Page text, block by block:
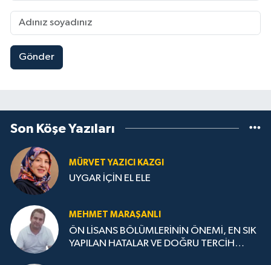
Gönder
Son Köşe Yazıları
MÜRVET YAZICI KAZGI
UYGAR İÇİN EL ELE
MEHMET MARAŞANLI
ÖN LİSANS BÖLÜMLERİNİN ÖNEMİ, EN SIK
YAPILAN HATALAR VE DOĞRU TERCİH